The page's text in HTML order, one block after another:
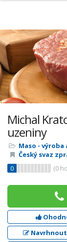
Michal
uzeniny
Maso -
Český svaz
0
(0